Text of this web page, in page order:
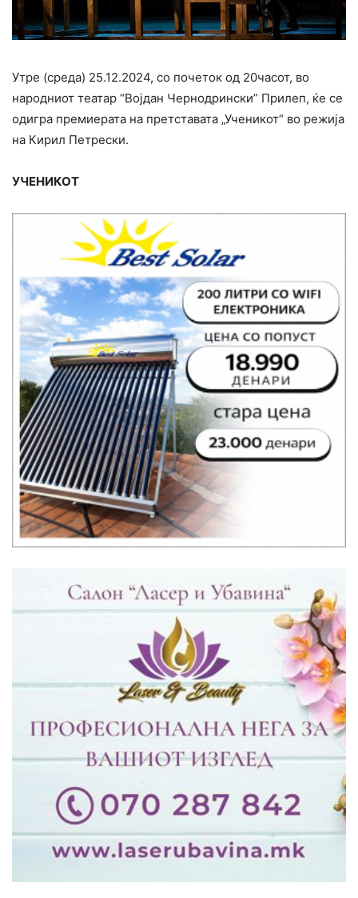
Утре (среда) 25.12.2024, со почеток од 20часот, во
народниот театар “Војдан Чернодрински” Прилеп, ќе се
одигра премиерата на претставата „Ученикот“ во режија
на Кирил Петрески.
УЧЕНИКОТ